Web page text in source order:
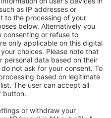
tale.
gratuită de anulare.
speciale pentru utilizatorii